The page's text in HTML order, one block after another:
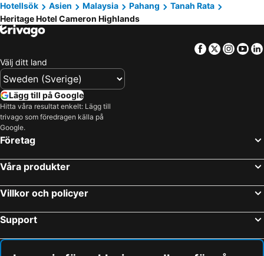
Hotellsök
Asien Malaysia Pahang
Tanah Rata
Heritage Hotel Cameron Highlands
Facebook
Twitter
Välj ditt land
Lägg till på Google
Hitta våra resultat enkelt: Lägg till
trivago som föredragen källa på
Google.
Företag
Våra produkter
Villkor och policyer
Support